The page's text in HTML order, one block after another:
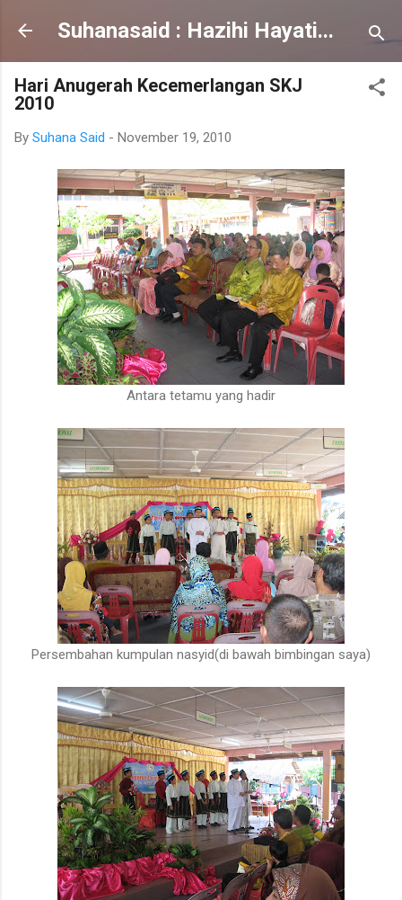
Skip to main content
Suhanasaid : Hazihi Hayati...
Hari Anugerah Kecemerlangan SKJ
2010
By Suhana Said - November 19, 2010
Antara tetamu yang hadir
Persembahan kumpulan nasyid(di bawah bimbingan saya)